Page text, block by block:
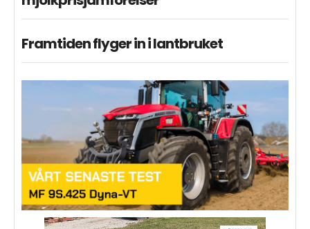
Framtiden flyger in i lantbruket